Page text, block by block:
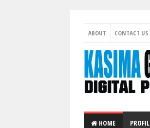
ABOUT CONTACT US
HOME PROFIL